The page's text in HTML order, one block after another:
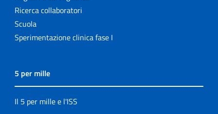
Ricerca collaboratori
Scuola
Sperimentazione clinica fase I
5 per mille
Il 5 per mille e l'ISS